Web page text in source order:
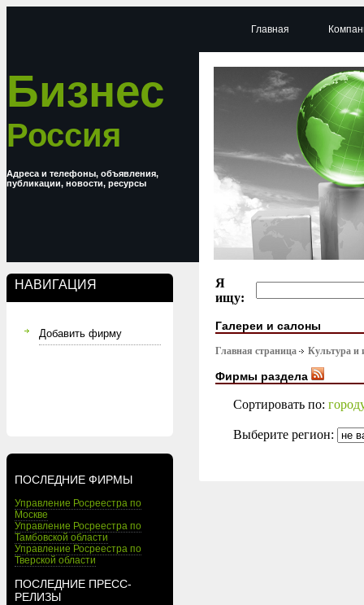
Бизнес
Россия
Адреса и телефоны, объявления,
публикации, новости, ресурсы
НАВИГАЦИЯ
Добавить фирму
ПОСЛЕДНИЕ ФИРМЫ
Управление Росреестра по
Москве
Управление Росреестра по
Тамбовской области
Управление Росреестра по
Тверской области
ПОСЛЕДНИЕ ПРЕСС-
РЕЛИЗЫ
Главная
Я
ищу:
Галереи и салоны
Главная страница Культура и
Фирмы раздела
Сортировать по:
Выберите регион: